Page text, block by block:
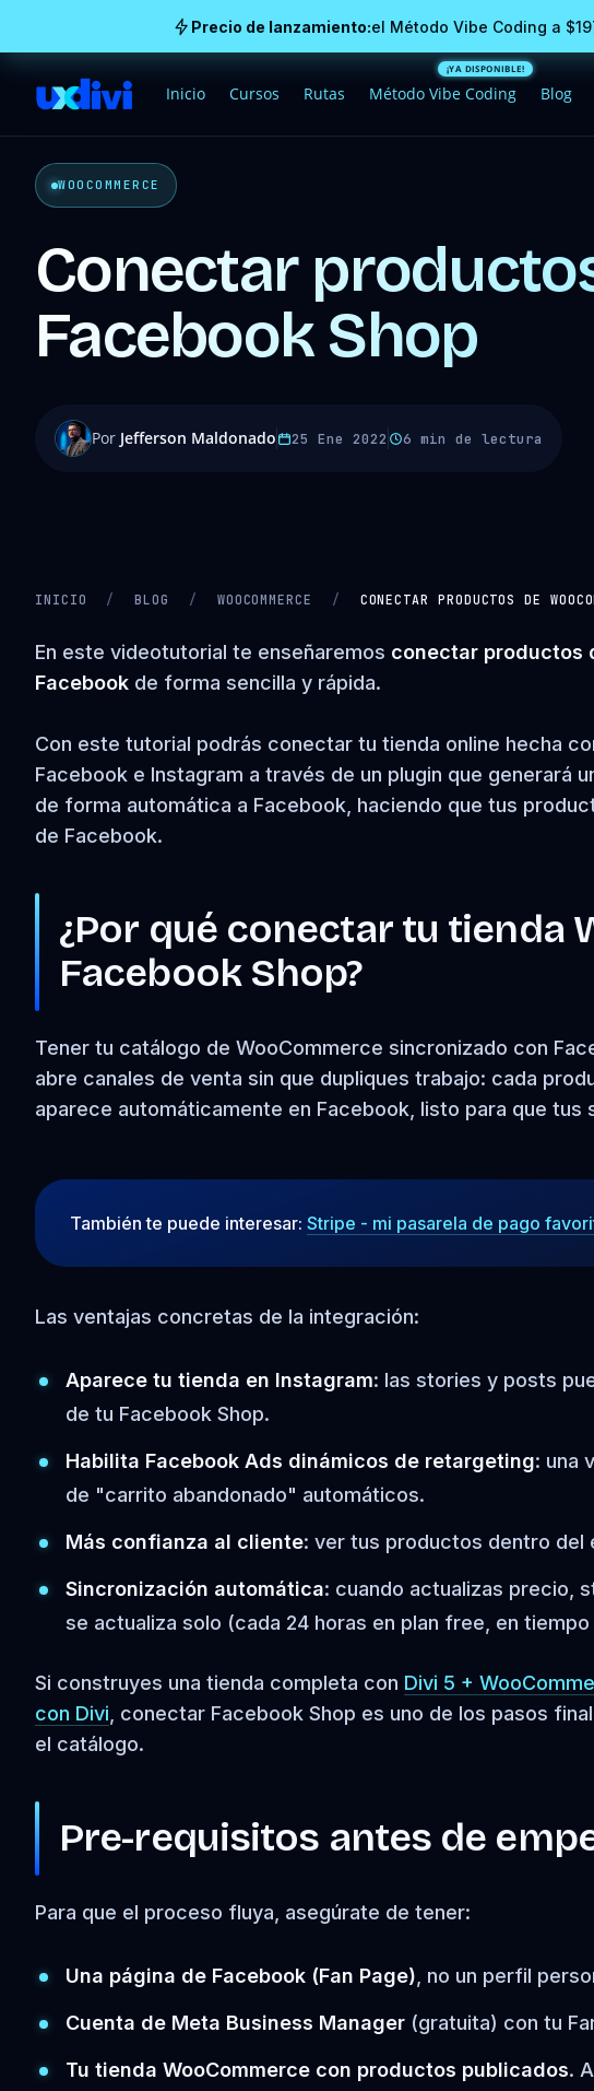
Precio de lanzamiento:el Método Vibe Coding a
Inicio Cursos Rutas Método Vibe Coding Blog
WOOCOMMERCE
Conectar
Facebook Shop
Por Jefferson Maldonado 25 Ene 2022 6 min de lectura
CARGANDO VIDEO…
INICIO / BLOG / WOOCOMMERCE / CONECTAR PRODUCTOS DE
En este videotutorial te enseñaremos conectar productos
Facebook de forma sencilla y rápida.
Con este tutorial podrás conectar tu tienda online hecha
Facebook e Instagram a través de un plugin que generará
de forma automática a Facebook, haciendo que tus
de Facebook.
¿Por qué conectar tu tienda
Facebook Shop?
Tener tu catálogo de WooCommerce sincronizado con
abre canales de venta sin que dupliques trabajo: cada
aparece automáticamente en Facebook, listo para que
También te puede interesar: Stripe - mi pasarela de pago
Las ventajas concretas de la integración:
Aparece tu tienda en Instagram: las stories y posts
de tu Facebook Shop.
Habilita Facebook Ads dinámicos de retargeting: una
de "carrito abandonado" automáticos.
Más confianza al cliente: ver tus productos dentro del
Sincronización automática: cuando actualizas precio,
se actualiza solo (cada 24 horas en plan free, en tiempo
Si construyes una tienda completa con Divi 5 +
con Divi , conectar Facebook Shop es uno de los pasos
el catálogo.
Pre-requisitos antes de
Para que el proceso fluya, asegúrate de tener:
Una página de Facebook (Fan Page) , no un perfil
Cuenta de Meta Business Manager (gratuita) con tu
Tu tienda WooCommerce con productos publicados.